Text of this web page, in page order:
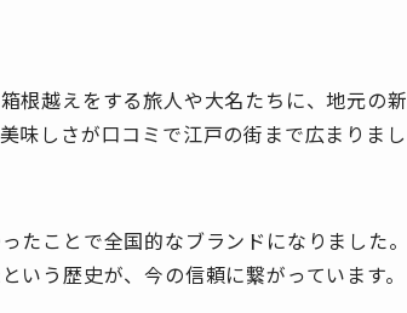
根越えをする旅人や大名たちに、地元の新
味しさが口コミで江戸の街まで広まりまし
たことで全国的なブランドになりました。
う歴史が、今の信頼に繋がっています。